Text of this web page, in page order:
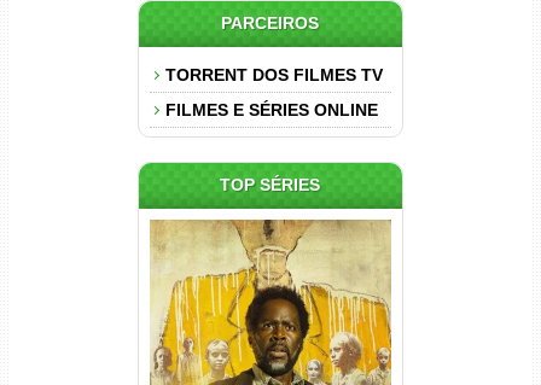
PARCEIROS
TORRENT DOS FILMES TV
FILMES E SÉRIES ONLINE
TOP SÉRIES